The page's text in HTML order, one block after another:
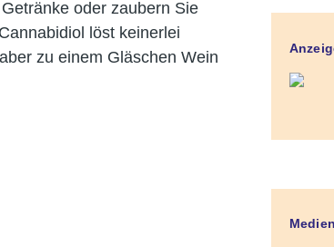
oder zaubern Sie
löst keinerlei
zu einem Gläschen Wein